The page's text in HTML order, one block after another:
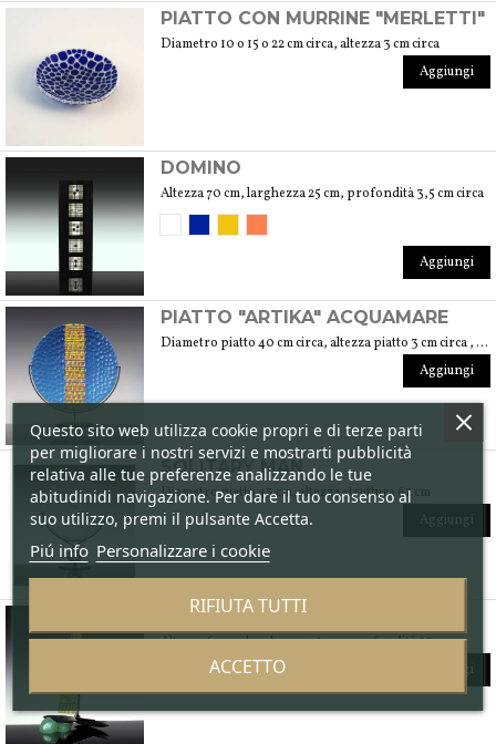
PIATTO CON MURRINE "MERLETTI"
Diametro 10 o 15 o 22 cm circa, altezza 3 cm circa
Aggiungi
DOMINO
Altezza 70 cm, larghezza 25 cm, profondità 3,5 cm circa
Aggiungi
PIATTO "ARTIKA" ACQUAMARE
Diametro piatto 40 cm circa, altezza piatto 3 cm circa , altezza con base 46 cm circa, diametro base 16 cm
Aggiungi
SOLITARY MAN
Diametro piatto 43 cm, altezza struttura 62 cm
Aggiungi
CATAMARANO
Altezza 67 cm, larghezza 40 cm, profondità 23 cm
Aggiungi
Questo sito web utilizza cookie propri e di terze parti
per migliorare i nostri servizi e mostrarti pubblicità
relativa alle tue preferenze analizzando le tue
abitudinidi navigazione. Per dare il tuo consenso al
suo utilizzo, premi il pulsante Accetta.
Piú info Personalizzare i cookie
RIFIUTA TUTTI
ACCETTO